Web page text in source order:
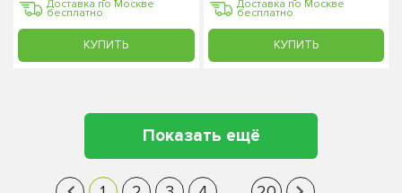
Доставка по Москве
бесплатно
КУПИТЬ
Доставка по Москве
бесплатно
КУПИТЬ
Показать ещё